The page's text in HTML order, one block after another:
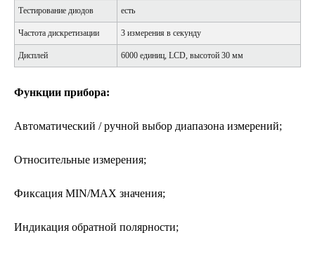
Тестирование диодов есть
Частота дискретизации 3 измерения в секунду
Дисплей 6000 единиц, LCD, высотой 30 мм
Функции прибора:
Автоматический / ручной выбор диапазона измерений;
Относительные измерения;
Фиксация MIN/MAX значения;
Индикация обратной полярности;